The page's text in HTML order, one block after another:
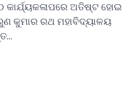
ଅତିଷ୍ଟ ହୋଇ
କୁମାର ରଥ ମହାବିଦ୍ୟାଳୟ